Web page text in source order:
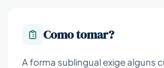
Como tomar?
A forma sublingual exige alguns